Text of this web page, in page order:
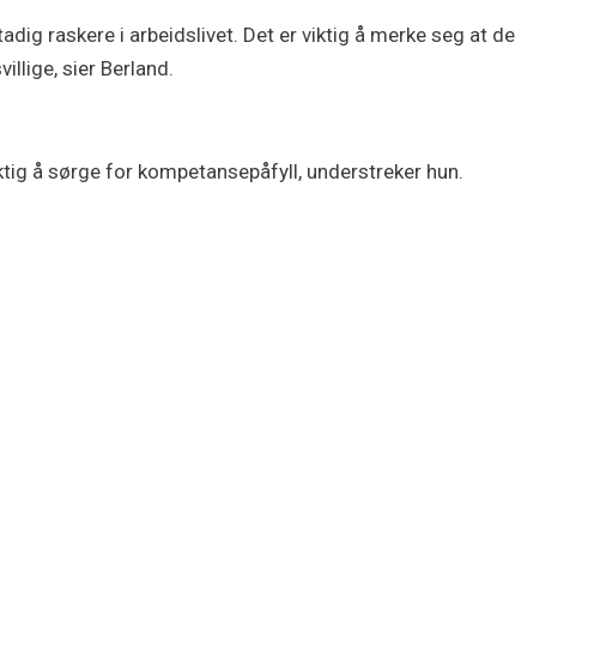
raskere i arbeidslivet. Det er viktig å merke seg at de
sier Berland.
å sørge for kompetansepåfyll, understreker hun.